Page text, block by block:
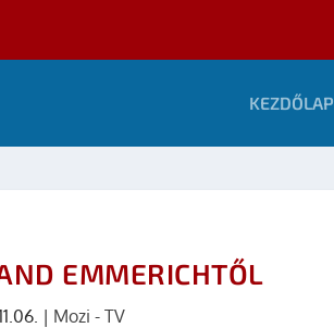
KEZDŐLAP
EMMERICHTŐL
| Mozi - TV